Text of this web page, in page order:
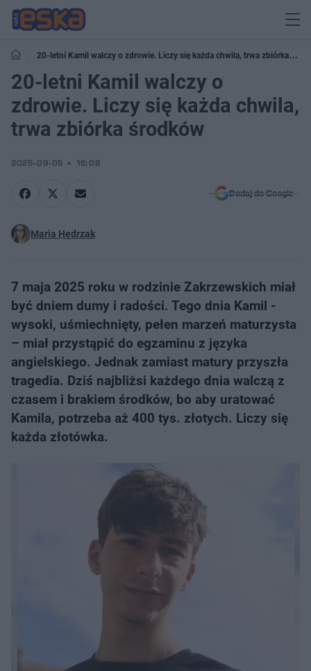
20-letni Kamil walczy o zdrowie. Liczy się każda chwila, trwa zbiórka
środków
20-letni Kamil walczy o
zdrowie. Liczy się każda chwila,
trwa zbiórka środków
2025-09-05 16:08
Dodaj do Google
Maria Hędrzak
7 maja 2025 roku w rodzinie Zakrzewskich miał
być dniem dumy i radości. Tego dnia Kamil -
wysoki, uśmiechnięty, pełen marzeń maturzysta
– miał przystąpić do egzaminu z języka
angielskiego. Jednak zamiast matury przyszła
tragedia. Dziś najbliżsi każdego dnia walczą z
czasem i brakiem środków, bo aby uratować
Kamila, potrzeba aż 400 tys. złotych. Liczy się
każda złotówka.